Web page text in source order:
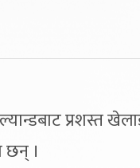
प्रशस्त
छन् ।